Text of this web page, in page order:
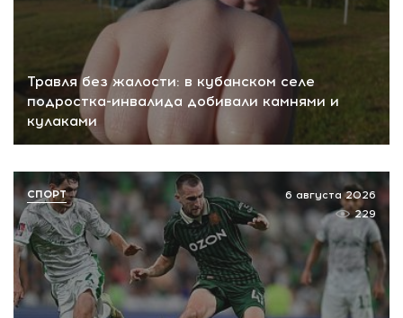
Травля без жалости: в кубанском селе
подростка-инвалида добивали камнями и
кулаками
6 августа 2026
229
СПОРТ